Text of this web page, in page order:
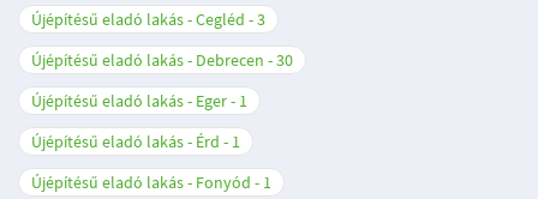
Újépítésű eladó lakás - Cegléd
3
Újépítésű eladó lakás - Debrecen
30
Újépítésű eladó lakás - Eger
1
Újépítésű eladó lakás - Érd
1
Újépítésű eladó lakás - Fonyód
1